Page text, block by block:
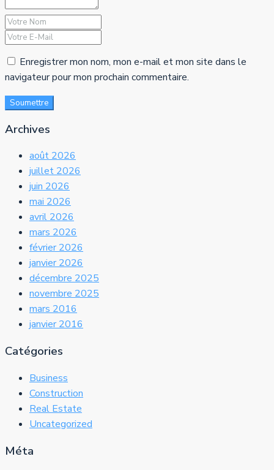
Enregistrer mon nom, mon e-mail et mon site dans le
navigateur pour mon prochain commentaire.
Soumettre
Archives
août 2026
juillet 2026
juin 2026
mai 2026
avril 2026
mars 2026
février 2026
janvier 2026
décembre 2025
novembre 2025
mars 2016
janvier 2016
Catégories
Business
Construction
Real Estate
Uncategorized
Méta